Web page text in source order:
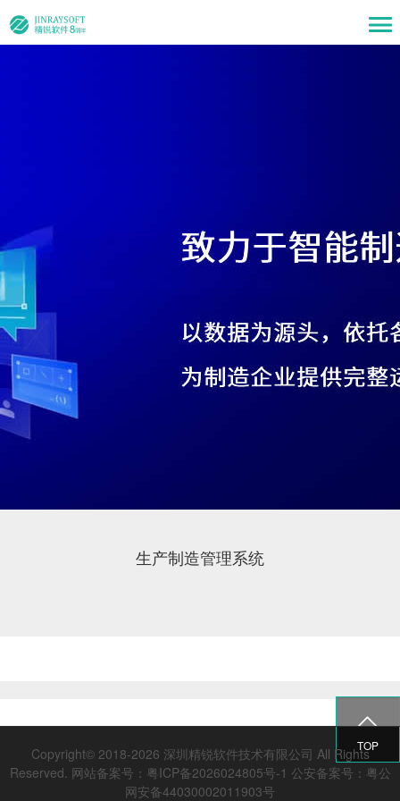

TOP
生产制造管理系统
Copyright© 2018-2026 深圳精锐软件技术有限公司 All Rights
Reserved. 网站备案号：粤ICP备2026024805号-1 公安备案号：粤公
网安备44030002011903号